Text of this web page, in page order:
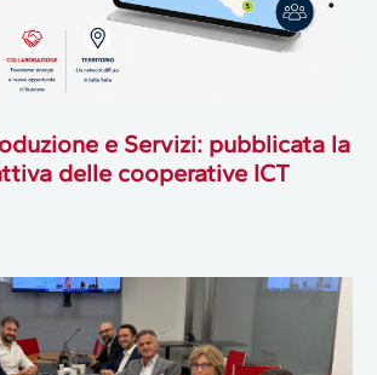
e Servizi: pubblicata la
delle cooperative ICT